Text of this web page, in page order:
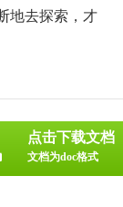
地去探索，才
点击下载文档
文档为doc格式